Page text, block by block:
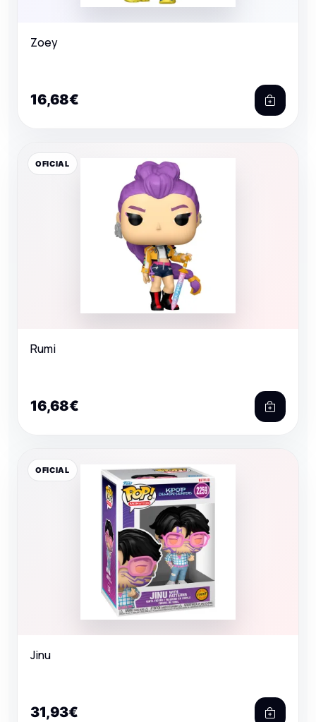
Zoey
16,68€
OFICIAL
Rumi
16,68€
OFICIAL
Jinu
31,93€